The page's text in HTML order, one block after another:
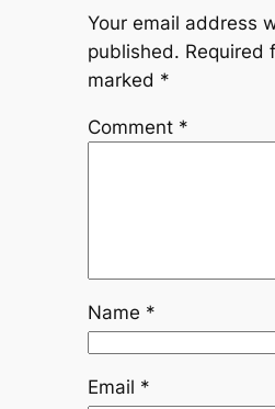
Your email address
published. Required
marked *
Comment *
Name *
Email *